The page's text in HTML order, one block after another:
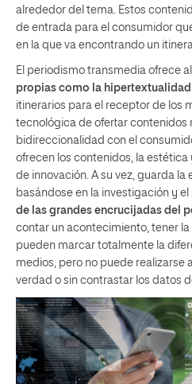
alrededor del tema. Estos
de entrada para el consumidor
en la que va encontrando un
El periodismo transmedia ofrece
propias como la hipertextualidad
itinerarios para el receptor de los
tecnológica de ofertar contenidos
bidireccionalidad con el
ofrecen los contenidos, la estética
de innovación. A su vez, guarda
basándose en la investigación y el
de las grandes encrucijadas del
contar un acontecimiento, tener la
pueden marcar totalmente la
medios, pero no puede realizarse
verdad o sin contrastar los datos